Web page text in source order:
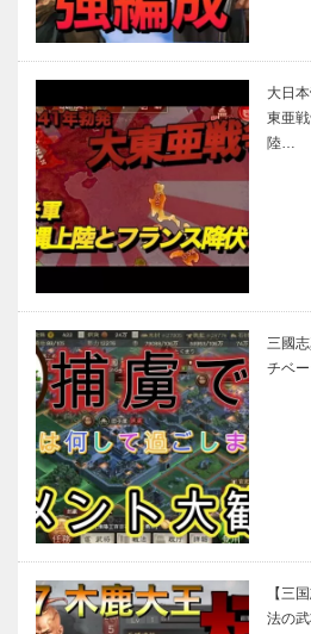
大日
東亜
陸…
三國
チベ
【三
法の